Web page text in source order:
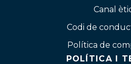
Canal
Codi de
Política de
POLÍTICA I